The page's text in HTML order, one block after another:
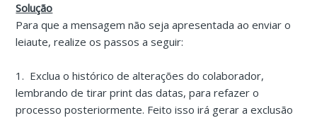
Solução
Para que a mensagem não seja apresentada ao enviar o
leiaute, realize os passos a seguir:
1. Exclua o histórico de alterações do colaborador,
lembrando de tirar print das datas, para refazer o
processo posteriormente. Feito isso irá gerar a exclusão